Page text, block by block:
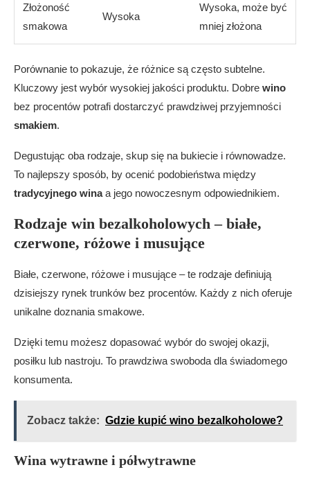
Złożoność
smakowa
Wysoka
Wysoka, może być
mniej złożona
Porównanie to pokazuje, że różnice są często subtelne.
Kluczowy jest wybór wysokiej jakości produktu. Dobre wino
bez procentów potrafi dostarczyć prawdziwej przyjemności
smakiem.
Degustując oba rodzaje, skup się na bukiecie i równowadze.
To najlepszy sposób, by ocenić podobieństwa między
tradycyjnego winaa jego nowoczesnym odpowiednikiem.
Rodzaje win bezalkoholowych – białe,
czerwone, różowe i musujące
Białe, czerwone, różowe i musujące – te rodzaje definiują
dzisiejszy rynek trunków bez procentów. Każdy z nich oferuje
unikalne doznania smakowe.
Dzięki temu możesz dopasować wybór do swojej okazji,
posiłku lub nastroju. To prawdziwa swoboda dla świadomego
konsumenta.
Zobacz także: Gdzie kupić wino bezalkoholowe?
Wina wytrawne i półwytrawne